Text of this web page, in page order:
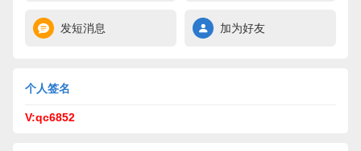
发短消息 加为好友
个人签名
V:qc6852